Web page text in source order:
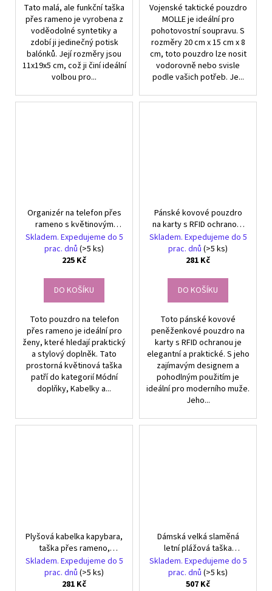
Tato malá, ale funkční taška
přes rameno je vyrobena z
voděodolné syntetiky a
zdobí ji jedinečný potisk
balónků. Její rozměry jsou
11x19x5 cm, což ji činí ideální
volbou pro...
Vojenské taktické pouzdro
MOLLE je ideální pro
pohotovostní soupravu. S
rozměry 20 cm x 15 cm x 8
cm, toto pouzdro lze nosit
vodorovně nebo svisle
podle vašich potřeb. Je...
Organizér na telefon přes
rameno s květinovým
vzorem, prostorný,
materiál tašky
Skladem. Expedujeme do 5
prac. dnů (>5 ks)
225 Kč
DO KOŠÍKU
Toto pouzdro na telefon
přes rameno je ideální pro
ženy, které hledají praktický
a stylový doplněk. Tato
prostorná květinová taška
patří do kategorií Módní
doplňky, Kabelky a...
Pánské kovové pouzdro
na karty s RFID ochranou,
černé karbonové vlákna,
rozměry 5.4x8.6 cm
Skladem. Expedujeme do 5
prac. dnů (>5 ks)
281 Kč
DO KOŠÍKU
Toto pánské kovové
peněženkové pouzdro na
karty s RFID ochranou je
elegantní a praktické. S jeho
zajímavým designem a
pohodlným použitím je
ideální pro moderního muže.
Jeho...
Plyšová kabelka kapybara,
taška přes rameno,
roztomilá dětská
Skladem. Expedujeme do 5
prac. dnů (>5 ks)
281 Kč
Dámská velká slaměná
letní plážová taška
BAD&BAGS přes rameno
Skladem. Expedujeme do 5
prac. dnů (>5 ks)
507 Kč